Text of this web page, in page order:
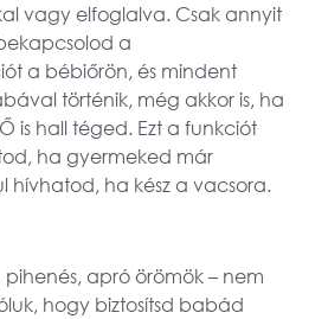
vagy elfoglalva. Csak annyit
a
a bébiőrön, és mindent
történik, még akkor is, ha
is hall téged. Ezt a funkciót
ha gyermeked már
hívhatod, ha kész a vacsora.
pihenés, apró örömök – nem
hogy biztosítsd babád